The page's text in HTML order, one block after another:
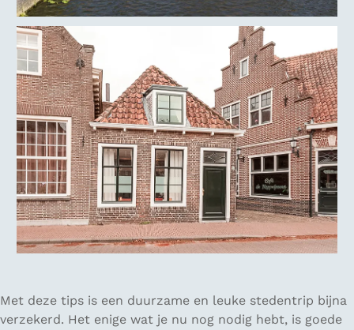
Met deze tips is een duurzame en leuke stedentrip bijna
verzekerd. Het enige wat je nu nog nodig hebt, is goede